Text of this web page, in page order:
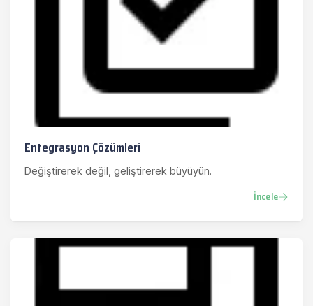
Entegrasyon Çözümleri
Değiştirerek değil, geliştirerek büyüyün.
İncele